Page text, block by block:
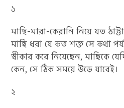
১
মাছি-মারা-কেরানি নিয়ে যত
মাছি ধরা যে কত শক্ত সে কথা
স্বীকার করে নিয়েছেন, মাছিকে
কেন, সে ঠিক সময়ে উড়ে যাবেই।
২